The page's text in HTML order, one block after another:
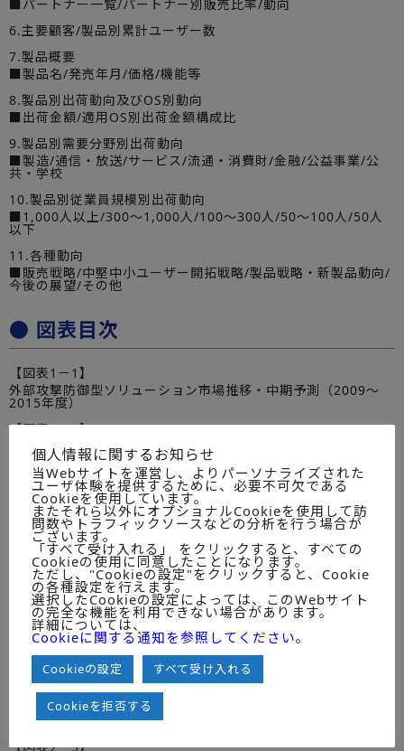
■パートナー一覧/パートナー別販売比率/動向
6.主要顧客/製品別累計ユーザー数
7.製品概要
■製品名/発売年月/価格/機能等
8.製品別出荷動向及びOS別動向
■出荷金額/適用OS別出荷金額構成比
9.製品別需要分野別出荷動向
■製造/通信・放送/サービス/流通・消費財/金融/公益事業/公
共・学校
10.製品別従業員規模別出荷動向
■1,000人以上/300～1,000人/100～300人/50～100人/50人
以下
11.各種動向
■販売戦略/中堅中小ユーザー開拓戦略/製品戦略・新製品動向/
今後の展望/その他
● 図表目次
【図表1－1】
外部攻撃防御型ソリューション市場推移・中期予測（2009～
2015年度）
【図表2－1】
アンチウイルス・アンチマルウェア市場推移/概要/需要分野
別/OS別出荷金額（2009～2011年度）
＜ｱﾝﾁｳｲﾙｽ･ｱﾝﾁﾏﾙｳｪｱｱﾌﾟﾗｲｱﾝｽ/ｱﾝﾁｳｲﾙｽ･ｱﾝﾁﾏﾙｳｪｱｿﾌﾄ/ｱﾝﾁｳｲﾙ
ｽ･ｱﾝﾁﾏﾙｳｪｱｻｰﾋﾞｽ＞
【図表2－2】
アンチスパムメール市場推移/概要/需要分野別/OS別出荷金額
（2009～2011年度）
＜アンチスパムメールアプライアンス/アンチスパムメールソフ
ト＞
【図表2－3】
不正侵入検知・防御アプライアンス市場推移/概要/需要分野
別/OS別出荷金額（2009～2011年度）
＜不正侵入検知・防御アプライアンス＞
【図表2－4】
ファイアウォール/VPNアプライアンス市場推移/概要/需要分野
別/OS別出荷金額（2009～2011年度）
＜ファイアウォール/VPNアプライアンス＞
【図表2－5】
個人情報に関するお知らせ
当Webサイトを運営し、よりパーソナライズされた
ユーザ体験を提供するために、必要不可欠である
Cookieを使用しています。
またそれら以外にオプショナルCookieを使用して訪
問数やトラフィックソースなどの分析を行う場合が
ございます。
「すべて受け入れる」 をクリックすると、すべての
Cookieの使用に同意したことになります。
ただし、"Cookieの設定"をクリックすると、Cookie
の各種設定を行えます。
選択したCookieの設定によっては、このWebサイト
の完全な機能を利用できない場合があります。
詳細については、
Cookieに関する通知を参照してください。
Cookieの設定 すべて受け入れる
Cookieを拒否する